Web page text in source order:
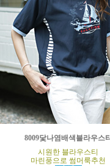
8009닻나염배색블라우스
시원한 블라우스티
마린풍으로 썸머룩추천